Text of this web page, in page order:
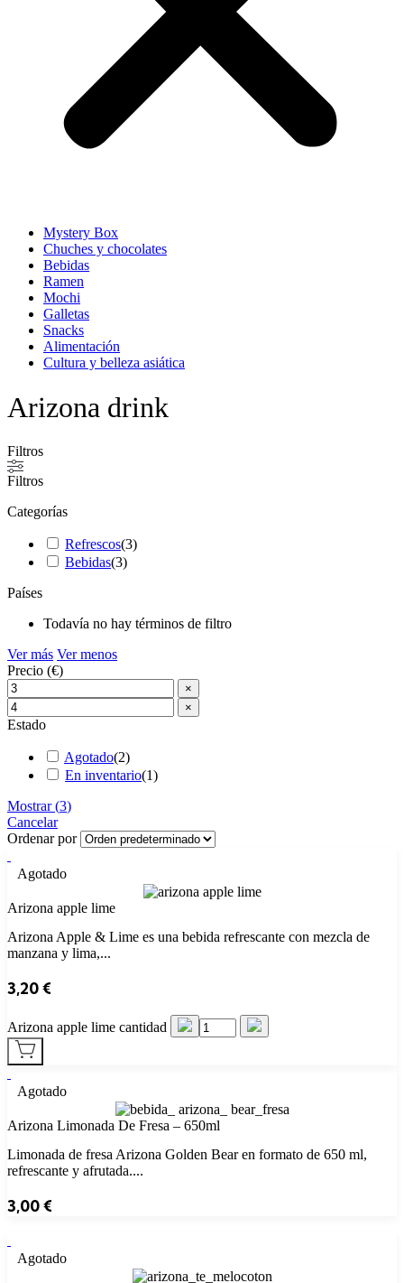
Mystery Box
Chuches y chocolates
Bebidas
Ramen
Mochi
Galletas
Snacks
Alimentación
Cultura y belleza asiática
Arizona drink
Filtros
Filtros
Categorías
Refrescos(3)
Bebidas(3)
Países
Todavía no hay términos de filtro
Ver más Ver menos
Precio (€)
×
×
Estado
Agotado(2)
En inventario(1)
Mostrar(3)
Cancelar
Ordenar por
Agotado
Arizona apple lime
Arizona Apple & Lime es una bebida refrescante con mezcla de
manzana y lima,...
3,20€
Arizona apple lime cantidad
Agotado
Arizona Limonada De Fresa – 650ml
Limonada de fresa Arizona Golden Bear en formato de 650 ml,
refrescante y afrutada....
3,00€
Agotado